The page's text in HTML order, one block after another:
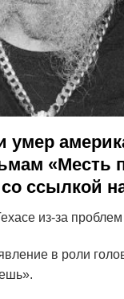
умер
«Месть
ссылкой
из-за
в роли